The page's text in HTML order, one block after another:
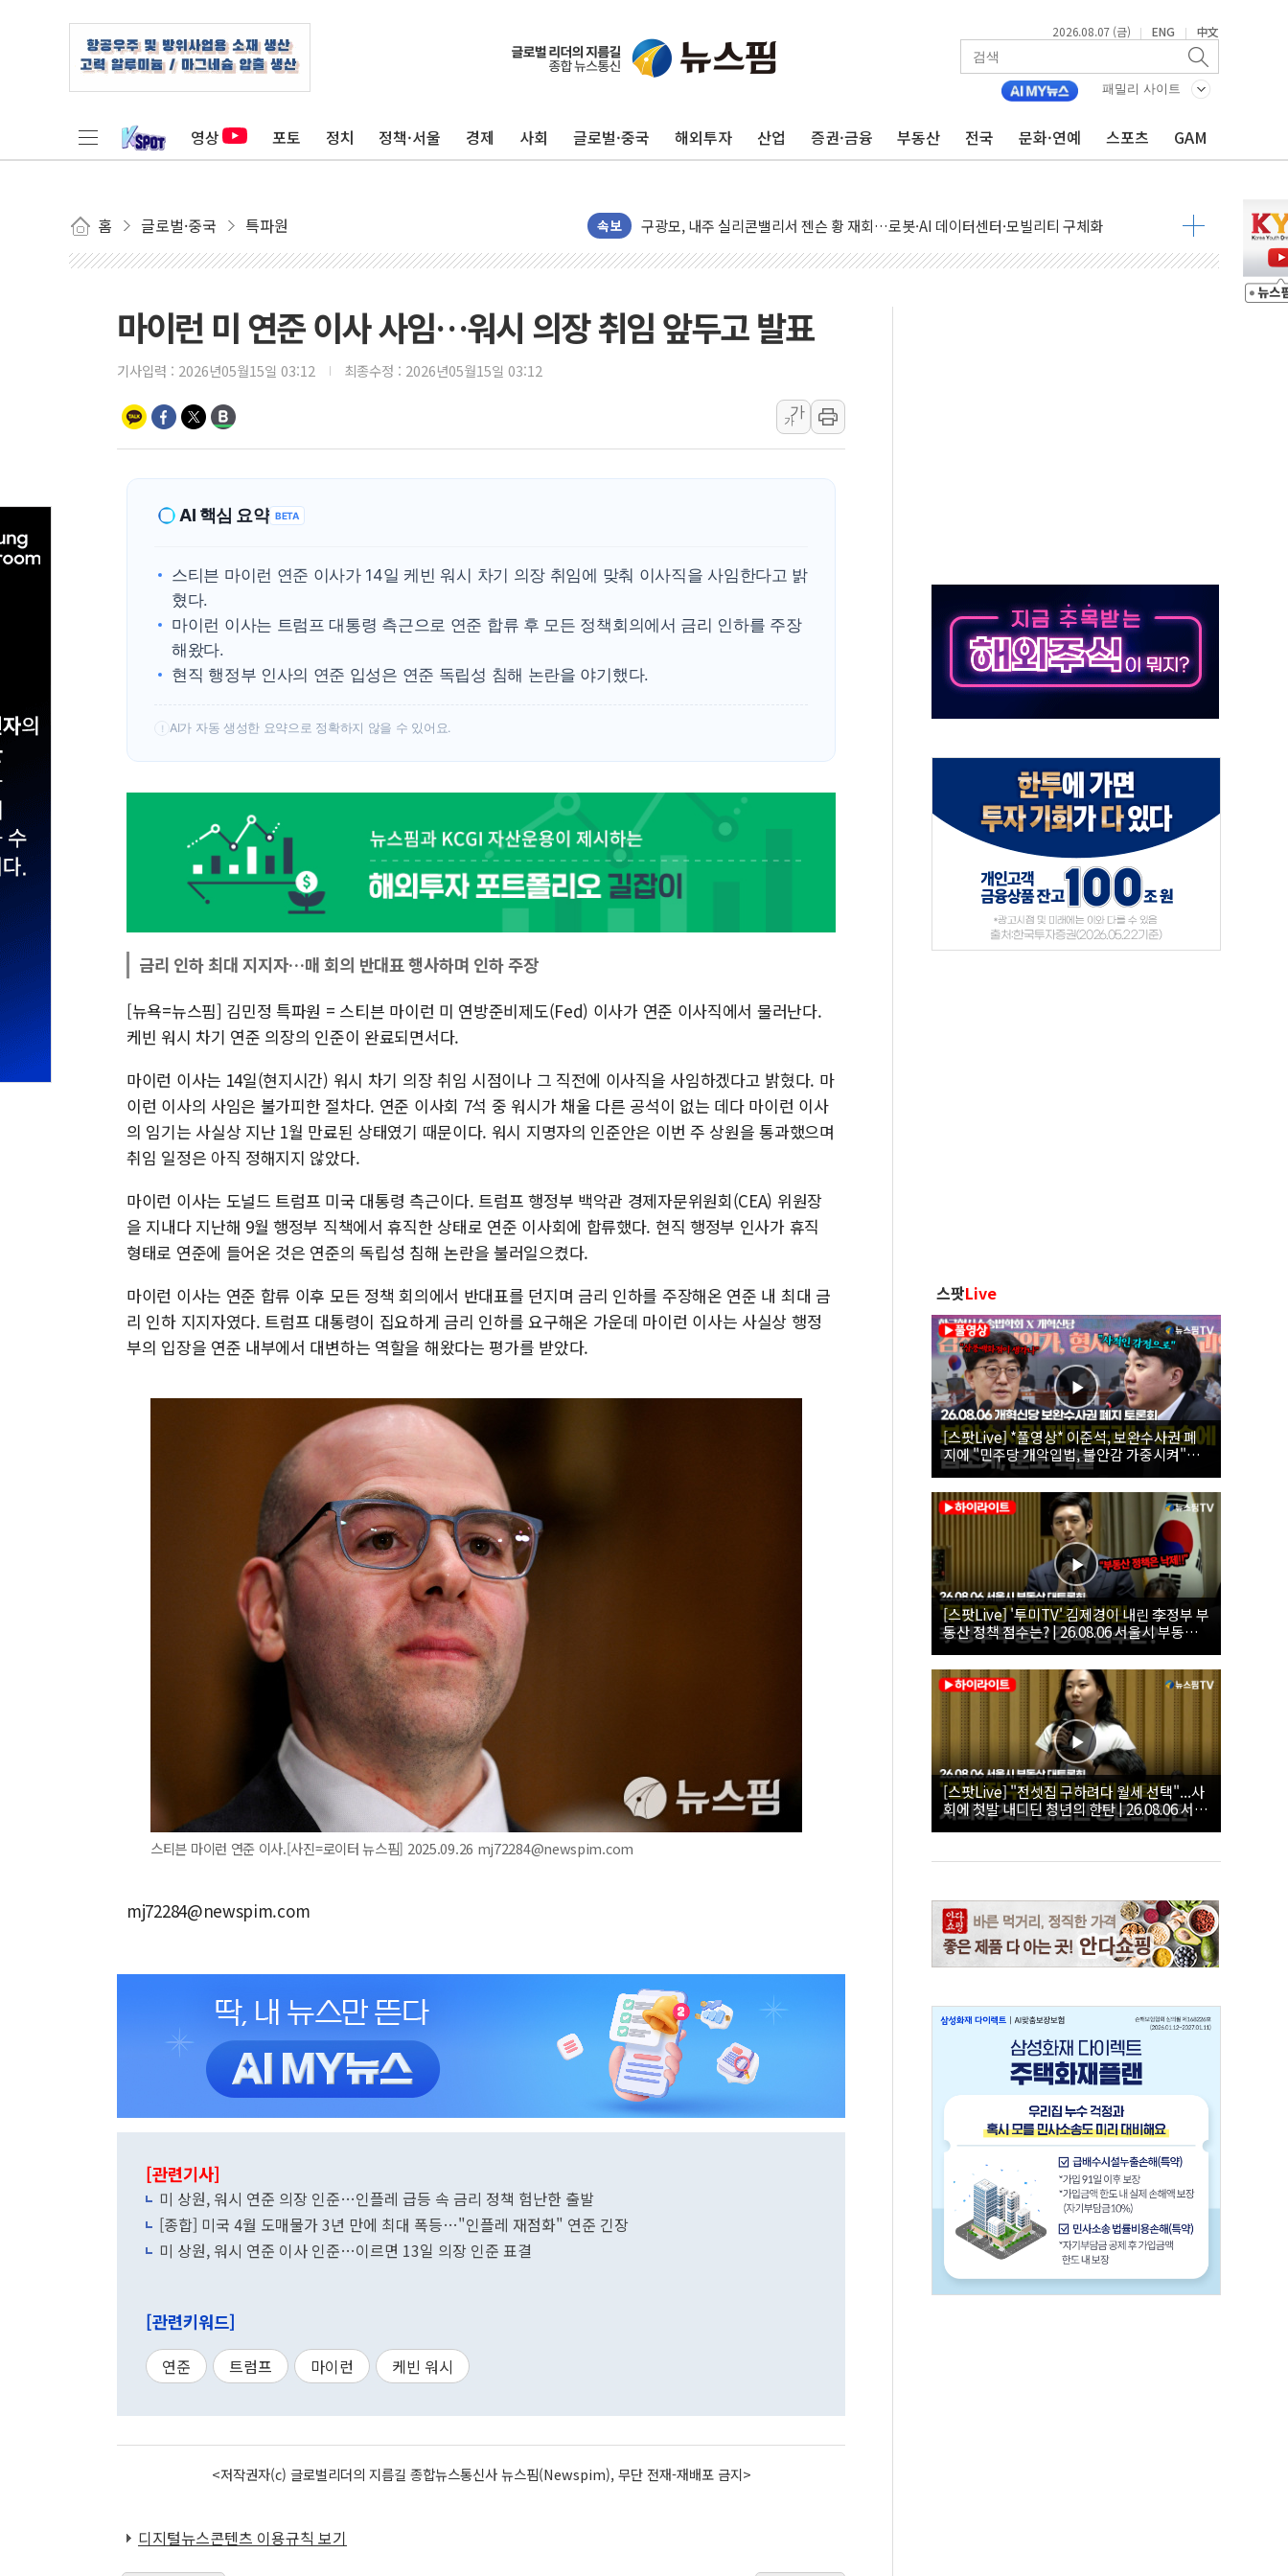
2026.08.07 (금) | ENG | 中文
패밀리 사이트
영상 포토 정치 정책·서울 경제 사회 글로벌·중국 해외투자 산업 증권·금융 부동산 전국 문화·연예 스포츠 GAM
홈 글로벌·중국 특파원 속보
유럽증시, 견조한 실적 소화하며 대부분 상승… "2분기 기업 순이익 21% 증가" 전망
리투아니아 국방 "러, 우크라 드론으로 나토 회원국 공격 검토… 거짓 깃발 작전"
뉴욕증시 개장 전 특징주...모더나·아이온큐·도어대시↑ VS 샌디스크·피그마·앱러빈↓
김정관 장관 "영업이익 N% 성과급 반대…상법·자본시장법 개정 논의"
청와대, 북한 단거리 탄도미사일 발사에 긴급 안보 점검회의
금값 7주 만에 최고…美 고용 둔화·호르무즈 재개방 기대에 강세
러, 1인칭시점 드론으로 우크라 민간인 '사파리' 공격… 시민들 공포감 극대화 전략
[베트남 증시] 지수 하락 속 'DGC' 임시 주총 기대감에 홀로 상한가…마진 잔액은 사상 최고
'월가의 황제' 다이먼 "금융시장 레버리지 위험수위…숨은 차입이 더 큰 변수"
양주 섬유염색공장서 화재 1명 중상…대응 1단계 진압 중
[3보] 북, 원산서 동해로 단거리 탄도미사일 1발 발사… 올해 10번째·42일 만 도발
우크라 드론 전술, 중남미 콜롬비아에 새 안보 위기… 반군·마약카르텔이 습득해 전투 활용
동해해경, 독도 해상서 부유물 감긴 어선 구조
주한미군 "오산기지 누출, 백린 아닌 무해한 표면 부식 물질"
구미 폐염산처리업체서 불 2시간30여분만에 진화...외국인 노동자 숨져
마이런 미 연준 이사 사임…워시 의장 취임 앞두고 발표
기사입력 : 2026년05월15일 03:12 최종수정 : 2026년05월15일 03:12
가
가
AI 핵심 요약 BETA
스티븐 마이런 연준 이사가 14일 케빈 워시 차기 의장 취임에 맞춰 이사직을 사임한다고 밝
혔다.
마이런 이사는 트럼프 대통령 측근으로 연준 합류 후 모든 정책회의에서 금리 인하를 주장
해왔다.
현직 행정부 인사의 연준 입성은 연준 독립성 침해 논란을 야기했다.
! AI가 자동 생성한 요약으로 정확하지 않을 수 있어요.
금리 인하 최대 지지자…매 회의 반대표 행사하며 인하 주장
[뉴욕=뉴스핌] 김민정 특파원 = 스티븐 마이런 미 연방준비제도(Fed) 이사가 연준 이사직에서 물러난다.
케빈 워시 차기 연준 의장의 인준이 완료되면서다.
마이런 이사는 14일(현지시간) 워시 차기 의장 취임 시점이나 그 직전에 이사직을 사임하겠다고 밝혔다. 마
이런 이사의 사임은 불가피한 절차다. 연준 이사회 7석 중 워시가 채울 다른 공석이 없는 데다 마이런 이사
의 임기는 사실상 지난 1월 만료된 상태였기 때문이다. 워시 지명자의 인준안은 이번 주 상원을 통과했으며
취임 일정은 아직 정해지지 않았다.
마이런 이사는 도널드 트럼프 미국 대통령 측근이다. 트럼프 행정부 백악관 경제자문위원회(CEA) 위원장
을 지내다 지난해 9월 행정부 직책에서 휴직한 상태로 연준 이사회에 합류했다. 현직 행정부 인사가 휴직
형태로 연준에 들어온 것은 연준의 독립성 침해 논란을 불러일으켰다.
마이런 이사는 연준 합류 이후 모든 정책 회의에서 반대표를 던지며 금리 인하를 주장해온 연준 내 최대 금
리 인하 지지자였다. 트럼프 대통령이 집요하게 금리 인하를 요구해온 가운데 마이런 이사는 사실상 행정
부의 입장을 연준 내부에서 대변하는 역할을 해왔다는 평가를 받았다.
스티븐 마이런 연준 이사.[사진=로이터 뉴스핌] 2025.09.26 mj72284@newspim.com
mj72284@newspim.com
[관련기사]
미 상원, 워시 연준 의장 인준…인플레 급등 속 금리 정책 험난한 출발
[종합] 미국 4월 도매물가 3년 만에 최대 폭등…"인플레 재점화" 연준 긴장
미 상원, 워시 연준 이사 인준…이르면 13일 의장 인준 표결
[관련키워드]
연준 트럼프 마이런 케빈 워시
<저작권자(c) 글로벌리더의 지름길 종합뉴스통신사 뉴스핌(Newspim), 무단 전재-재배포 금지>
디지털뉴스콘텐츠 이용규칙 보기
스팟Live
[스팟Live] *풀영상* 이준석, 보완수사권 폐
지에 "민주당 개악입법, 불안감 가중시켜"｜
26.08.06 개혁신당 보완수사권 폐지 토론회
[스팟Live] '투미TV' 김제경이 내린 李정부 부
동산 정책 점수는? | 26.08.06 서울시 부동산
대토론회
[스팟Live] "전셋집 구하려다 월세 선택"...사
회에 첫발 내디딘 청년의 한탄 | 26.08.06 서울
시 부동산 대토론회